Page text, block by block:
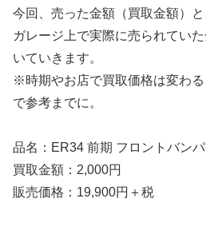
今回、売った金額（買取金額）
ガレージ上で実際に売られてい
いていきます。
※時期やお店で買取価格は変わ
で参考までに。
品名：ER34 前期 フロントバン
買取金額：2,000円
販売価格：19,900円＋税